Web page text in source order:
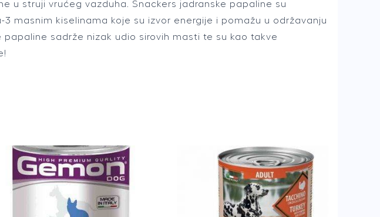
u struji vrućeg vazduha. Snackers jadranske papaline su
masnim kiselinama koje su izvor energije i pomažu u održavanju
sadrže nizak udio sirovih masti te su kao takve